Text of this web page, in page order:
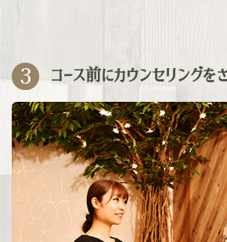
3 コース前にカウンセリングを